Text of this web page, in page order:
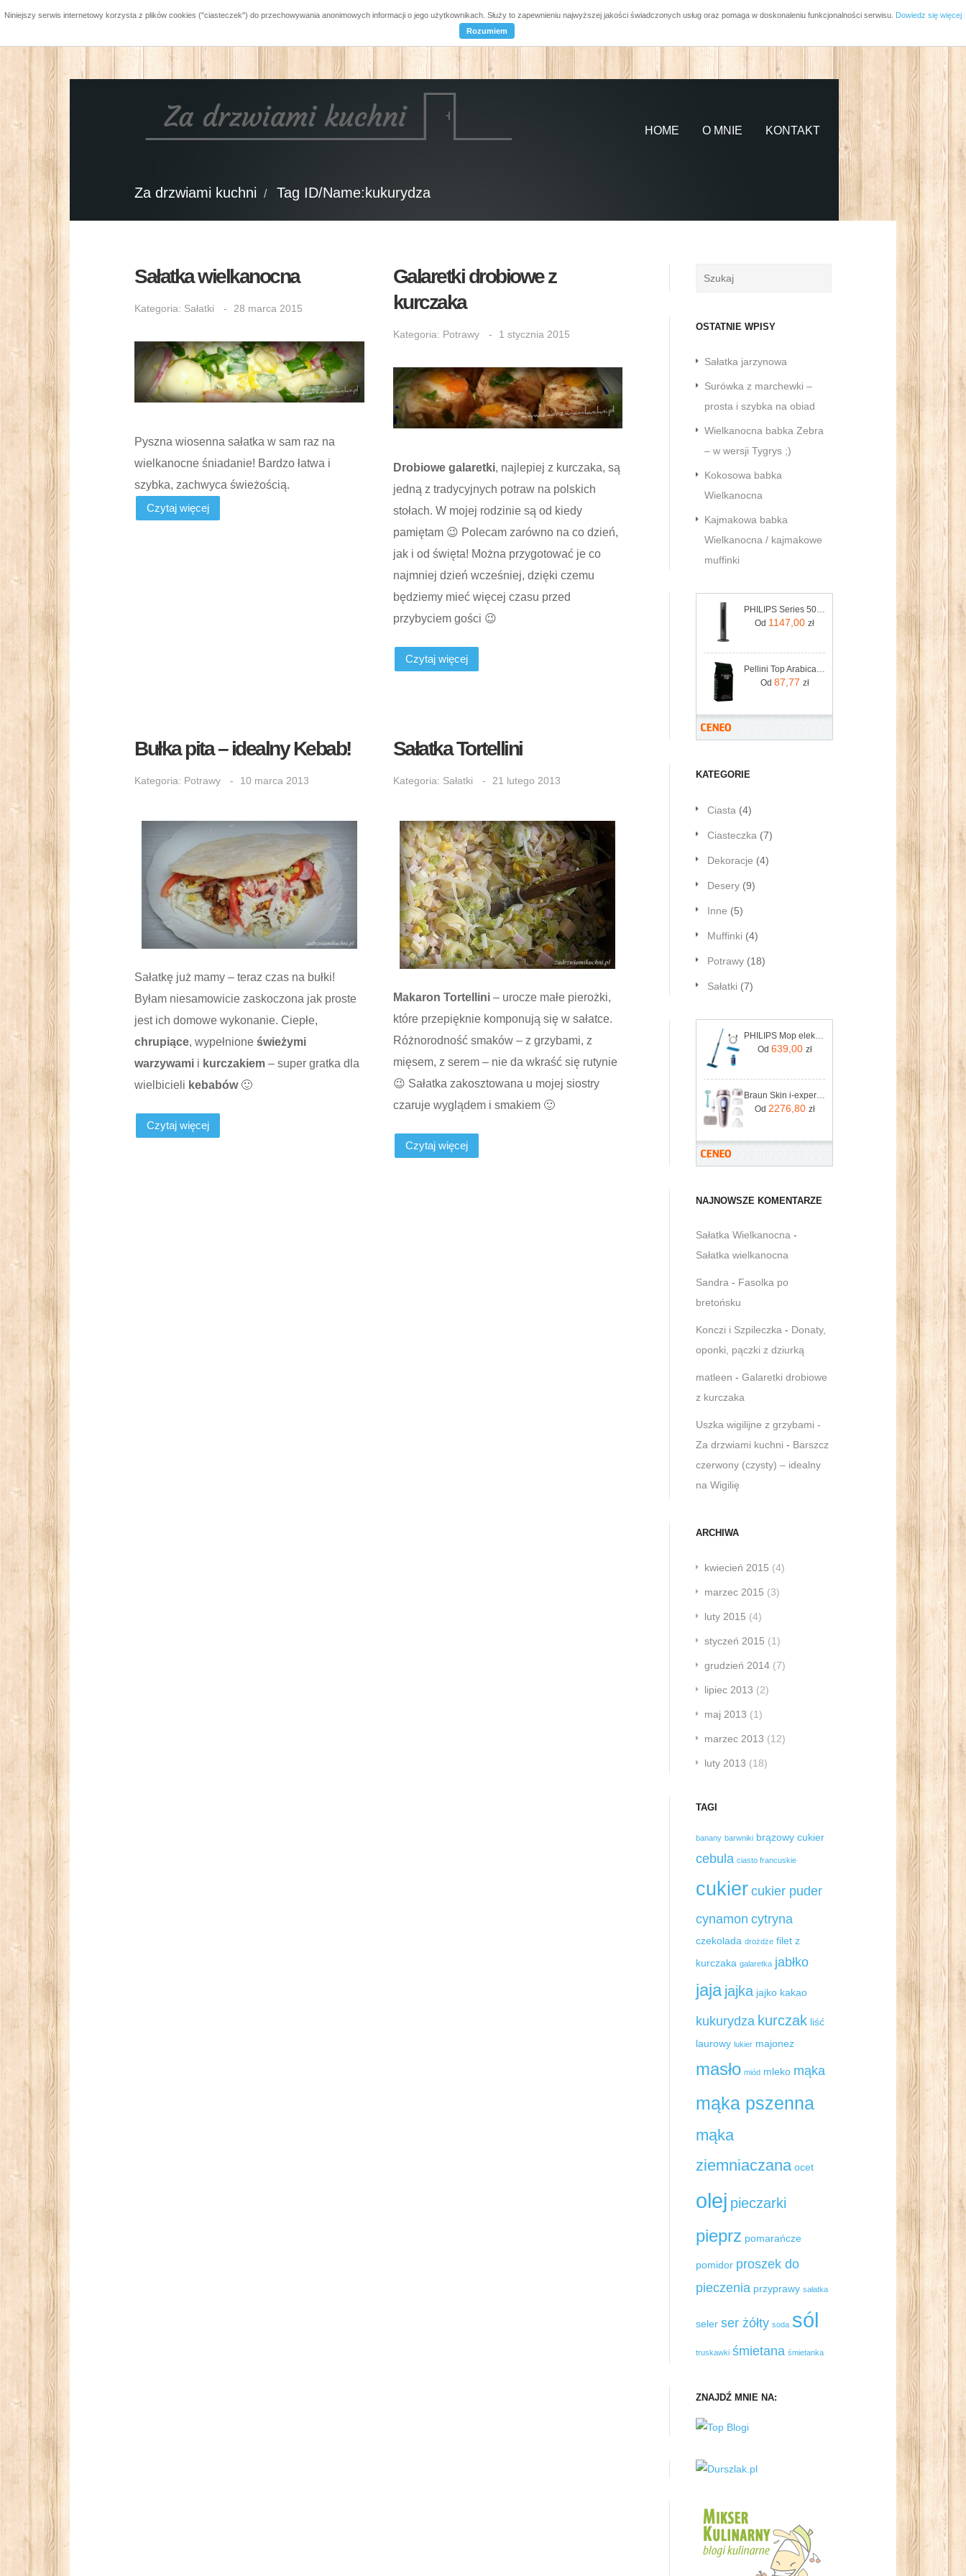
HOME O MNIE KONTAKT
Za drzwiami kuchni Tag ID/Name:kukurydza
Sałatka wielkanocna
Kategoria: Sałatki 28 marca 2015
Pyszna wiosenna sałatka w sam raz na
wielkanocne śniadanie! Bardzo łatwa i
szybka, zachwyca świeżością.
Czytaj więcej
Galaretki drobiowe z
kurczaka
Kategoria: Potrawy 1 stycznia 2015
Drobiowe galaretki, najlepiej z kurczaka, są
jedną z tradycyjnych potraw na polskich
stołach. W mojej rodzinie są od kiedy
pamiętam 😉 Polecam zarówno na co dzień,
jak i od święta! Można przygotować je co
najmniej dzień wcześniej, dzięki czemu
będziemy mieć więcej czasu przed
przybyciem gości 😉
Czytaj więcej
Bułka pita – idealny Kebab!
Kategoria: Potrawy 10 marca 2013
Sałatkę już mamy – teraz czas na bułki!
Byłam niesamowicie zaskoczona jak proste
jest ich domowe wykonanie. Ciepłe,
chrupiące, wypełnione świeżymi
warzywami i kurczakiem – super gratka dla
wielbicieli kebabów🙂
Czytaj więcej
Sałatka Tortellini
Kategoria: Sałatki 21 lutego 2013
Makaron Tortellini– urocze małe pierożki,
które przepięknie komponują się w sałatce.
Różnorodność smaków – z grzybami, z
mięsem, z serem – nie da wkraść się rutynie
😉 Sałatka zakosztowana u mojej siostry
czaruje wyglądem i smakiem 🙂
Czytaj więcej
OSTATNIE WPISY
Sałatka jarzynowa
Surówka z marchewki –
prosta i szybka na obiad
Wielkanocna babka Zebra
– w wersji Tygrys ;)
Kokosowa babka
Wielkanocna
Kajmakowa babka
Wielkanocna / kajmakowe
muffinki
PHILIPS Series 5000 CX5535/11
Od 1147,00 zł
Pellini Top Arabica 100% Ziarnista 1kg
Od 87,77 zł
KATEGORIE
Ciasta (4)
Ciasteczka (7)
Dekoracje (4)
Desery (9)
Inne (5)
Muffinki (4)
Potrawy (18)
Sałatki (7)
PHILIPS Mop elektryczny OneUp serii 5000 XV5113/01
Od 639,00 zł
Braun Skin i-expert Pro IPL PL7432
Od 2276,80 zł
NAJNOWSZE KOMENTARZE
Sałatka Wielkanocna -
Sałatka wielkanocna
Sandra - Fasolka po
bretońsku
Konczi i Szpileczka - Donaty,
oponki, pączki z dziurką
matleen - Galaretki drobiowe
z kurczaka
Uszka wigilijne z grzybami -
Za drzwiami kuchni - Barszcz
czerwony (czysty) – idealny
na Wigilię
ARCHIWA
kwiecień 2015 (4)
marzec 2015 (3)
luty 2015 (4)
styczeń 2015 (1)
grudzień 2014 (7)
lipiec 2013 (2)
maj 2013 (1)
marzec 2013 (12)
luty 2013 (18)
TAGI
banany barwniki brązowy cukier
cebula ciasto francuskie
cukier cukier puder
cynamon cytryna
czekolada drożdże filet z
kurczaka galaretka jabłko
jaja jajka jajko kakao
kukurydza kurczak liść
laurowy lukier majonez
masło miód mleko mąka
mąka pszenna
mąka
ziemniaczana ocet
olej pieczarki
pieprz pomarańcze
pomidor proszek do
pieczenia przyprawy sałatka
seler ser żółty soda sól
truskawki śmietana śmietanka
ZNAJDŹ MNIE NA:
Niniejszy serwis internetowy korzysta z plików cookies ("ciasteczek") do przechowywania anonimowych informacji o jego użytkownikach. Służy to zapewnieniu najwyższej jakości świadczonych usług oraz pomaga w doskonaleniu funkcjonalności serwisu. Dowiedz się więcej
Rozumiem